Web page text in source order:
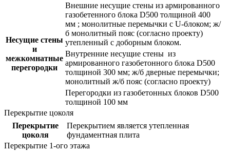
Несущие стены
и
межкомнатные
перегородки
Внешние несущие стены из армированного
газобетенного блока D500 толщиной 400
мм ; монолитные перемычки с U-блоком; ж/
б монолитный пояс (согласно проекту)
утепленный с доборным блоком.
Внутренние несущие стены из
армированного газобетонного блока D500
толщиной 300 мм; ж/б дверные перемычки;
монолитный ж/б пояс (согласно проекту)
Перегородки из газобетонных блоков D500
толщиной 100 мм
Перекрытие цоколя
Перекрытие
цоколя
Перекрытием является утепленная
фундаментная плита
Перекрытие 1-ого этажа